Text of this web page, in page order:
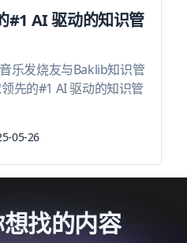
#1 AI 驱动的知识管
乐发烧友与Baklib知识管
先的#1 AI 驱动的知识管
05-26
找的内容